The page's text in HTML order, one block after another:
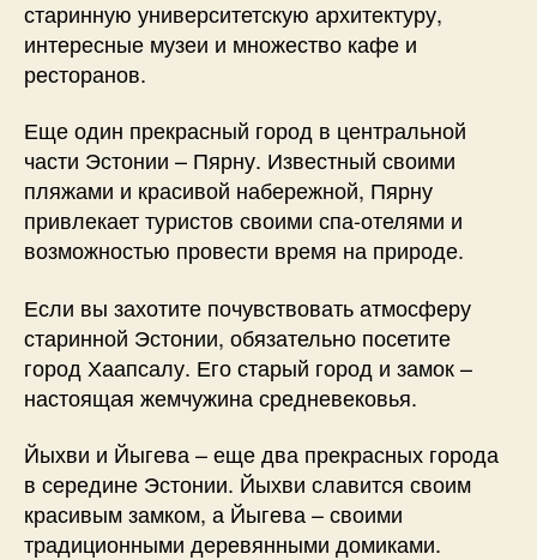
старинную университетскую архитектуру,
интересные музеи и множество кафе и
ресторанов.
Еще один прекрасный город в центральной
части Эстонии – Пярну. Известный своими
пляжами и красивой набережной, Пярну
привлекает туристов своими спа-отелями и
возможностью провести время на природе.
Если вы захотите почувствовать атмосферу
старинной Эстонии, обязательно посетите
город Хаапсалу. Его старый город и замок –
настоящая жемчужина средневековья.
Йыхви и Йыгева – еще два прекрасных города
в середине Эстонии. Йыхви славится своим
красивым замком, а Йыгева – своими
традиционными деревянными домиками.